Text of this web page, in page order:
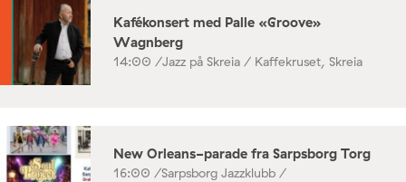
Kafékonsert med Palle «Groove»
Wagnberg
14:00 /Jazz på Skreia / Kaffekruset, Skreia
New Orleans-parade fra Sarpsborg Torg
16:00 /Sarpsborg Jazzklubb /